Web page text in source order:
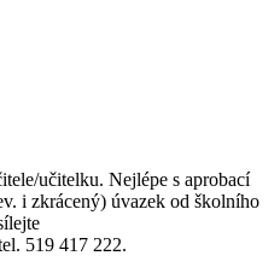
učitelku. Nejlépe s aprobací
i zkrácený) úvazek od školního
519 417 222.